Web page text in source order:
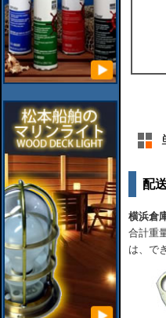
配
横浜倉
合計重
は、で